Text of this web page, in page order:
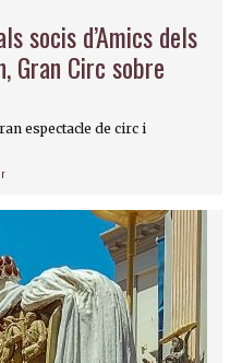
socis d’Amics dels
Gran Circ sobre
espectacle de circ i